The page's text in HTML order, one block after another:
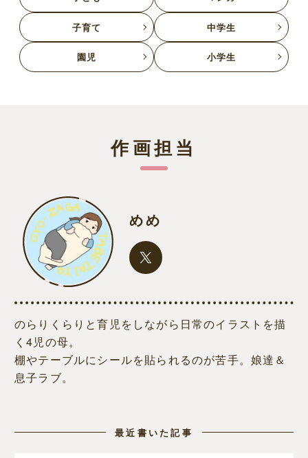
子育て 中学生
園児 小学生
作画担当
めめ
のらりくらりと育児をしながら日常のイラストを描
く4児の母。
棚やテーブルにシールを貼られるのが苦手。娘達＆
息子ラブ。
最近書いた記事